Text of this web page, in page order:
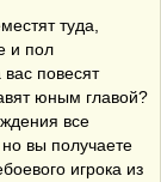
туда,
и пол
повесят
юным главой?
все
вы получаете
игрока из